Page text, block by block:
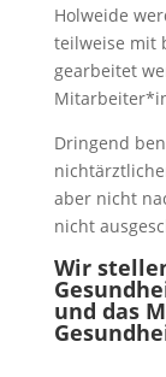
Holweide
teilweise mit
gearbeitet
Dringend
aber nicht
nicht
Wir
und das